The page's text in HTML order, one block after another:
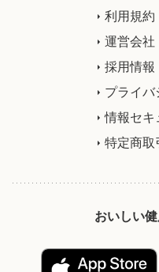
利用規約
運営会社
採用情報
プライ
情報セキ
特定商取
おいしい